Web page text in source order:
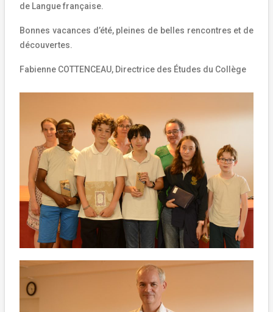
de Langue française.
Bonnes vacances d’été, pleines de belles rencontres et de
découvertes.
Fabienne COTTENCEAU, Directrice des Études du Collège